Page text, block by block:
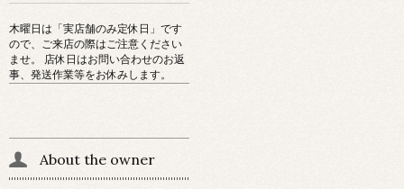
木曜日は「実店舗のみ定休日」です
ので、ご来店の際はご注意ください
ませ。 店休日はお問い合わせのお返
事、発送作業等をお休みします。
About the owner